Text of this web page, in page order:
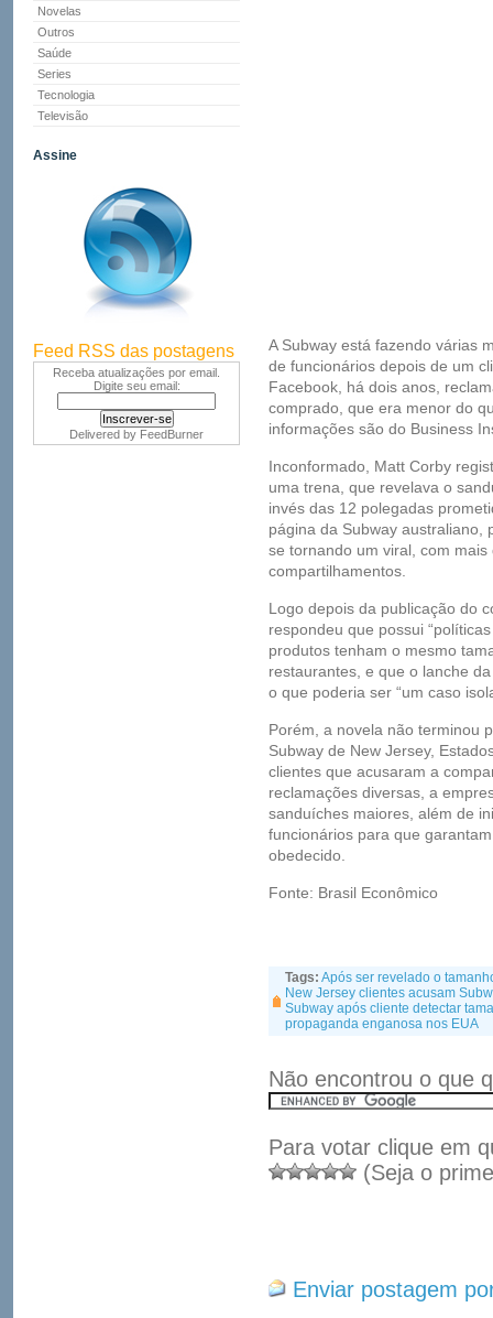
Novelas
Outros
Saúde
Series
Tecnologia
Televisão
Assine
Feed RSS das postagens
Receba atualizações por email.
Digite seu email:
Delivered by FeedBurner
A Subway está fazendo várias
de funcionários depois de um
Facebook, há dois anos,
comprado, que era menor do
informações são do Business
Inconformado, Matt Corby
uma trena, que revelava o
invés das 12 polegadas
página da Subway australiano,
se tornando um viral, com
compartilhamentos.
Logo depois da publicação do
respondeu que possui
produtos tenham o mesmo
restaurantes, e que o lanche
o que poderia ser “um caso
Porém, a novela não terminou
Subway de New Jersey,
clientes que acusaram a
reclamações diversas, a
sanduíches maiores, além de
funcionários para que
obedecido.
Fonte: Brasil Econômico
Tags: Após ser revelado o
New Jersey clientes acusam
Subway após cliente detectar
propaganda enganosa nos EUA
Não encontrou o que
Para votar clique em
(Seja o
Enviar postagem